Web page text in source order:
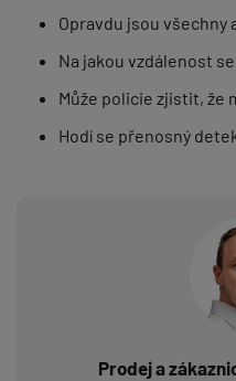
Opravdu jsou všechny
Na jakou vzdálenost
Může policie zjistit, že
Hodí se přenosný
Prodej a